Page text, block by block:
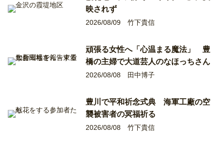
映されず
2026/08/09 竹下貴信
頑張る女性へ「心温まる魔法」 豊
橋の主婦で大道芸人のなほっちさん
2026/08/08 田中博子
豊川で平和祈念式典 海軍工廠の空
襲被害者の冥福祈る
2026/08/08 竹下貴信